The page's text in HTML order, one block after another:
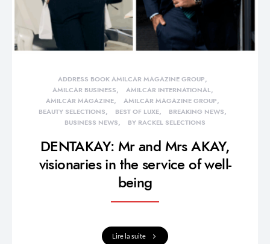
ADDRESS BOOK AMILCAR MAGAZINE GROUP
AMILCAR BUSINESS
AMILCAR INTERNATIONAL
AMILCAR MAGAZINE
AMILCAR MAGAZINE GROUP
BEAUTY SELECTIONS
BEST OF LUXE
BREAKING NEWS
BUSINESS NEWS
BY RACKEL SELECTIONS
DENTAKAY: Mr and Mrs AKAY,
visionaries in the service of well-
being
Lire la suite